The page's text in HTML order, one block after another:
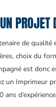
de qualité
choix du
est donc
un Imprimeur
ans